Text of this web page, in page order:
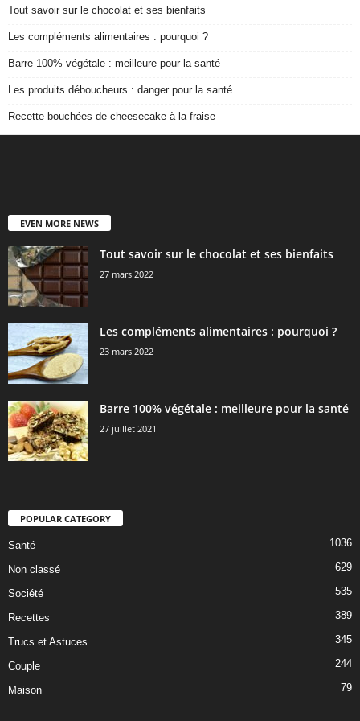
Tout savoir sur le chocolat et ses bienfaits
Les compléments alimentaires : pourquoi ?
Barre 100% végétale : meilleure pour la santé
Les produits déboucheurs : danger pour la santé
Recette bouchées de cheesecake à la fraise
EVEN MORE NEWS
Tout savoir sur le chocolat et ses bienfaits
27 mars 2022
Les compléments alimentaires : pourquoi ?
23 mars 2022
Barre 100% végétale : meilleure pour la santé
27 juillet 2021
POPULAR CATEGORY
Santé 1036
Non classé 629
Société 535
Recettes 389
Trucs et Astuces 345
Couple 244
Maison 79